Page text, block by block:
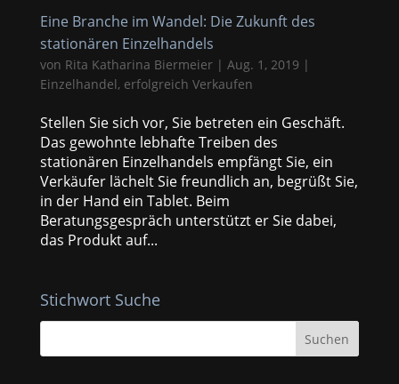
Eine Branche im Wandel: Die Zukunft des
stationären Einzelhandels
von Rita Katharina Biermeier| Aug. 1, 2019 |
Einzelhandel, erfolgreich Verkaufen
Stellen Sie sich vor, Sie betreten ein Geschäft.
Das gewohnte lebhafte Treiben des
stationären Einzelhandels empfängt Sie, ein
Verkäufer lächelt Sie freundlich an, begrüßt Sie,
in der Hand ein Tablet. Beim
Beratungsgespräch unterstützt er Sie dabei,
das Produkt auf...
Stichwort Suche